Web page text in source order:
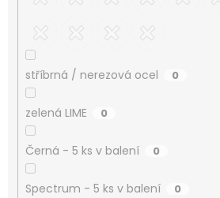
stříbrná / nerezová ocel 0
zelená LIME 0
Černá - 5 ks v balení 0
Spectrum - 5 ks v balení 0